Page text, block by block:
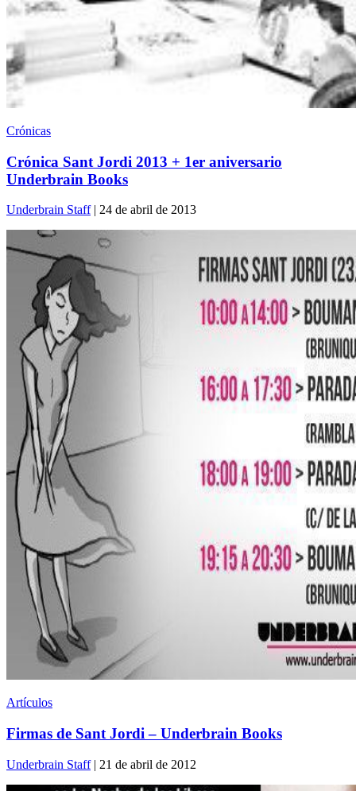
Crónicas
Crónica Sant Jordi 2013 + 1er aniversario
Underbrain Books
Underbrain Staff| 24 de abril de 2013
Artículos
Firmas de Sant Jordi – Underbrain Books
Underbrain Staff| 21 de abril de 2012